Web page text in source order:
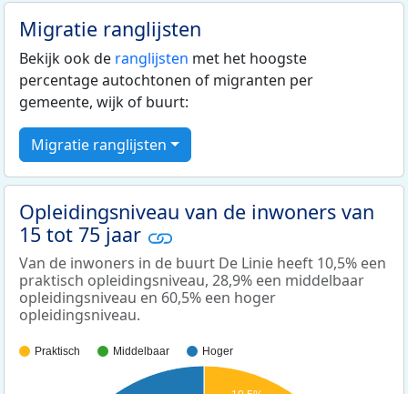
Migratie ranglijsten
Bekijk ook de ranglijsten met het hoogste
percentage autochtonen of migranten per
gemeente, wijk of buurt:
Migratie ranglijsten
Opleidingsniveau van de inwoners van
15 tot 75 jaar
Van de inwoners in de buurt De Linie heeft 10,5% een
praktisch opleidingsniveau, 28,9% een middelbaar
opleidingsniveau en 60,5% een hoger
opleidingsniveau.
Praktisch Middelbaar Hoger